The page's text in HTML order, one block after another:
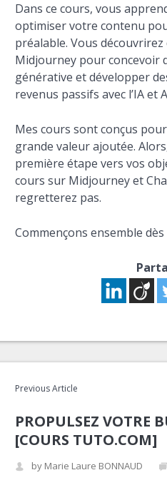
Dans ce cours, vous
optimiser votre contenu
préalable. Vous
Midjourney pour concevoir
générative et développer
revenus passifs avec l’IA et
Mes cours sont conçus
grande valeur ajoutée.
première étape vers vos
cours sur Midjourney et
regretterez pas.
Commençons ensemble dès
Previous Article
PROPULSEZ VOTRE
[COURS TUTO.COM]
by Marie Laure BONNAUD